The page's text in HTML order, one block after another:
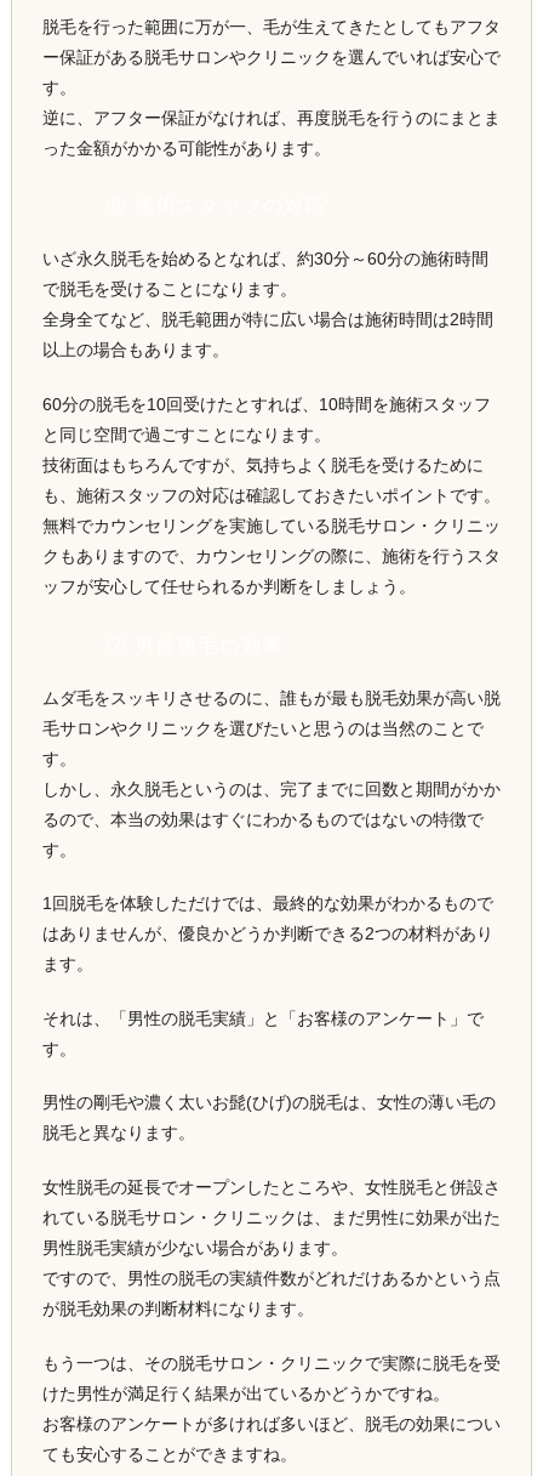
脱毛を行った範囲に万が一、毛が生えてきたとしてもアフタ
ー保証がある脱毛サロンやクリニックを選んでいれば安心で
す。
逆に、アフター保証がなければ、再度脱毛を行うのにまとま
った金額がかかる可能性があります。
いざ永久脱毛を始めるとなれば、約30分～60分の施術時間
で脱毛を受けることになります。
全身全てなど、脱毛範囲が特に広い場合は施術時間は2時間
以上の場合もあります。
60分の脱毛を10回受けたとすれば、10時間を施術スタッフ
と同じ空間で過ごすことになります。
技術面はもちろんですが、気持ちよく脱毛を受けるために
も、施術スタッフの対応は確認しておきたいポイントです。
無料でカウンセリングを実施している脱毛サロン・クリニッ
クもありますので、カウンセリングの際に、施術を行うスタ
ッフが安心して任せられるか判断をしましょう。
ムダ毛をスッキリさせるのに、誰もが最も脱毛効果が高い脱
毛サロンやクリニックを選びたいと思うのは当然のことで
す。
しかし、永久脱毛というのは、完了までに回数と期間がかか
るので、本当の効果はすぐにわかるものではないの特徴で
す。
1回脱毛を体験しただけでは、最終的な効果がわかるもので
はありませんが、優良かどうか判断できる2つの材料があり
ます。
それは、「男性の脱毛実績」と「お客様のアンケート」で
す。
男性の剛毛や濃く太いお髭(ひげ)の脱毛は、女性の薄い毛の
脱毛と異なります。
女性脱毛の延長でオープンしたところや、女性脱毛と併設さ
れている脱毛サロン・クリニックは、まだ男性に効果が出た
男性脱毛実績が少ない場合があります。
ですので、男性の脱毛の実績件数がどれだけあるかという点
が脱毛効果の判断材料になります。
もう一つは、その脱毛サロン・クリニックで実際に脱毛を受
けた男性が満足行く結果が出ているかどうかですね。
お客様のアンケートが多ければ多いほど、脱毛の効果につい
ても安心することができますね。